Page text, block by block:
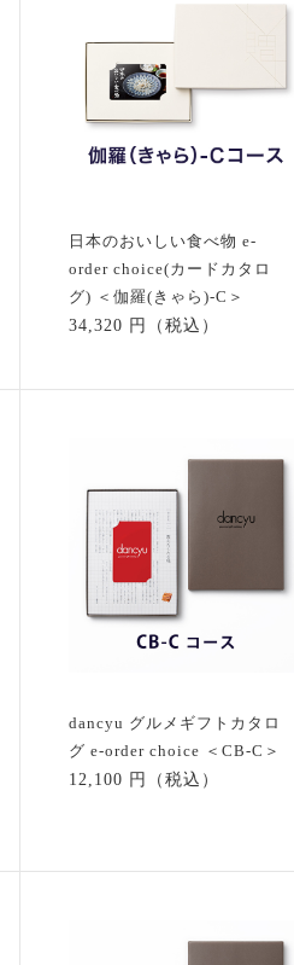
日本のおいしい食べ物 e-
order choice(カードカタロ
グ) ＜伽羅(きゃら)-C＞
34,320 円（税込）
dancyu グルメギフトカタロ
グ e-order choice ＜CB-C＞
12,100 円（税込）